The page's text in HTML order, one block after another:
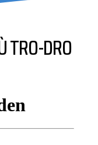
TRO-DRO